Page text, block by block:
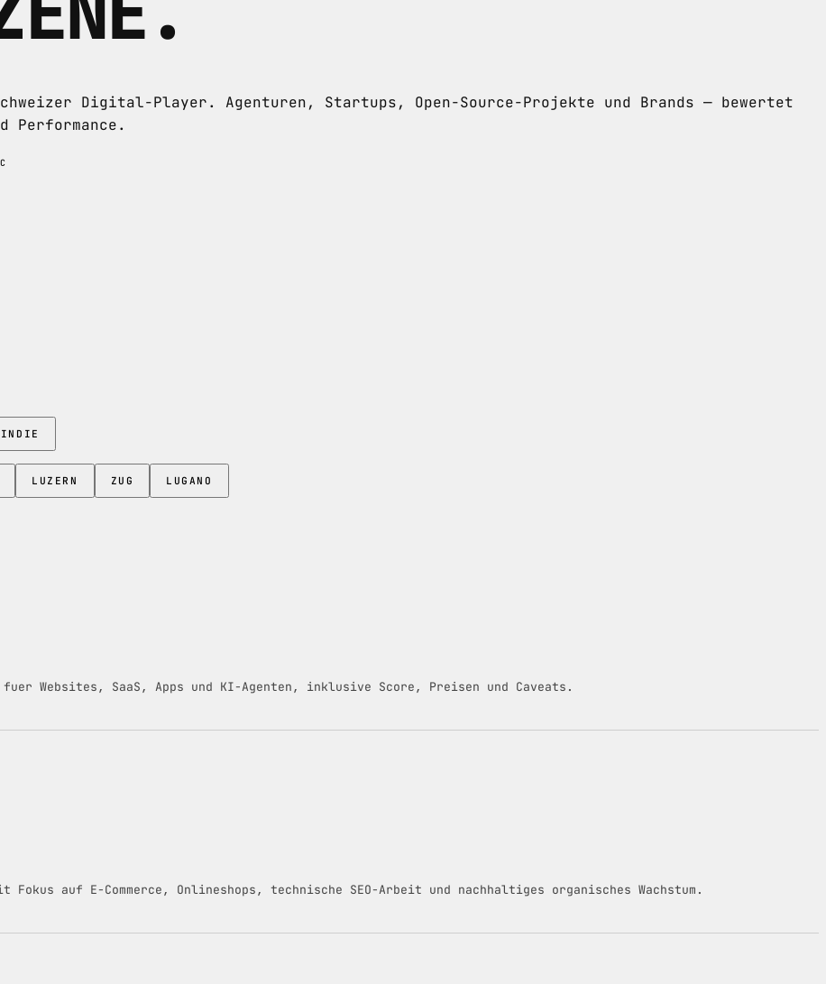
Digital-Player. Agenturen, Startups, Open-Source-Projekte und Brands — bewertet
Performance.
INDIE
LUZERN ZUG LUGANO
Websites, SaaS, Apps und KI-Agenten, inklusive Score, Preisen und Caveats.
auf E-Commerce, Onlineshops, technische SEO-Arbeit und nachhaltiges organisches Wachstum.